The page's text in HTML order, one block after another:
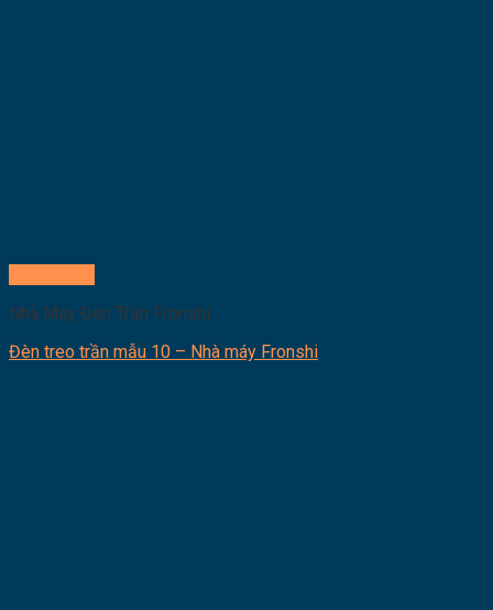
Nhà Máy Đèn Trần Fronshi
Đèn treo trần mẫu 10 – Nhà máy Fronshi